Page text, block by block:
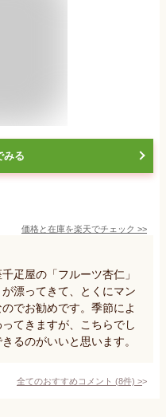
みる
価格と在庫を楽天でチェック >>
疋屋の「フルーツ杏仁」
漂ってきて、とくにマン
でお勧めです。季節によ
てきますが、こちらでし
るのがいいと思います。
全てのおすすめコメント (8件) >